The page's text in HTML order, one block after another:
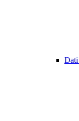
Dati